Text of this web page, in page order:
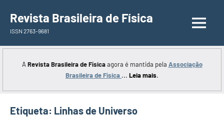
para
conteúdo
Revista Brasileira de Física
ISSN 2763-9681
A Revista Brasileira de Físicaagora é mantida pela Associação
Brasileira de Física ... Leia mais.
Etiqueta: Linhas de Universo